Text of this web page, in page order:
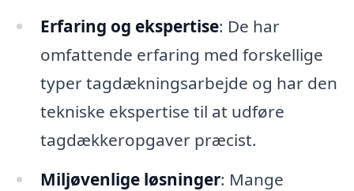
Erfaring og ekspertise: De har
omfattende erfaring med forskellige
typer tagdækningsarbejde og har den
tekniske ekspertise til at udføre
tagdækkeropgaver præcist.
Miljøvenlige løsninger: Mange